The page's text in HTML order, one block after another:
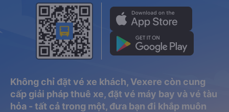
Không chỉ đặt vé xe khách, Vexere còn cung
cấp giải pháp thuê xe, đặt vé máy bay và vé tàu
hỏa - tất cả trong một, đưa bạn đi khắp muôn